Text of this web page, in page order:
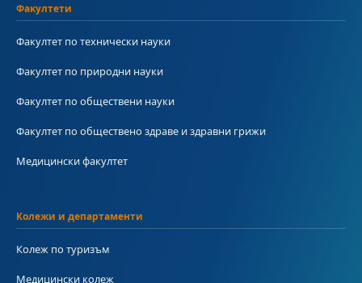
Факултети
Факултет по технически науки
Факултет по природни науки
Факултет по обществени науки
Факултет по обществено здраве и здравни грижи
Медицински факултет
Колежи и департаменти
Колеж по туризъм
Медицински колеж